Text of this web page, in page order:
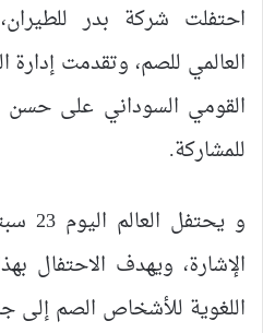
احتفلت شركة بدر
العالمي للصم، وتقدمت إدارة
القومي السوداني على حسن
للمشاركة.
و
الإشارة، ويهدف الاحتفال
اللغوية للأشخاص الصم إلى